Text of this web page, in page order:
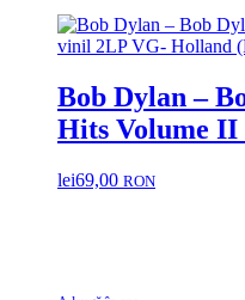
Bob Dylan –
Hits Volume II Disc vinil 2LP VG-
lei69,00 RON